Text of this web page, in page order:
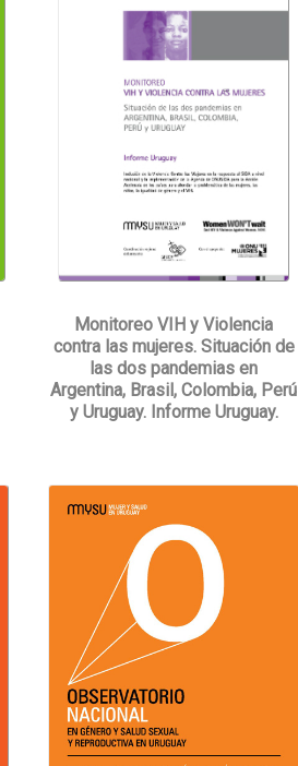
Monitoreo VIH y Violencia
contra las mujeres. Situación de
las dos pandemias en
Argentina, Brasil, Colombia, Perú
y Uruguay. Informe Uruguay.